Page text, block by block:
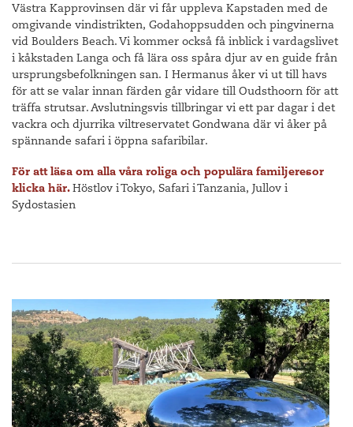
Västra Kapprovinsen där vi får uppleva Kapstaden med de
omgivande vindistrikten, Godahoppsudden och pingvinerna
vid Boulders Beach. Vi kommer också få inblick i vardagslivet
i kåkstaden Langa och få lära oss spåra djur av en guide från
ursprungsbefolkningen san. I Hermanus åker vi ut till havs
för att se valar innan färden går vidare till Oudsthoorn för att
träffa strutsar. Avslutningsvis tillbringar vi ett par dagar i det
vackra och djurrika viltreservatet Gondwana där vi åker på
spännande safari i öppna safaribilar.
För att läsa om alla våra roliga och populära familjeresor
klicka här.Höstlov i Tokyo, Safari i Tanzania, Jullov i
Sydostasien